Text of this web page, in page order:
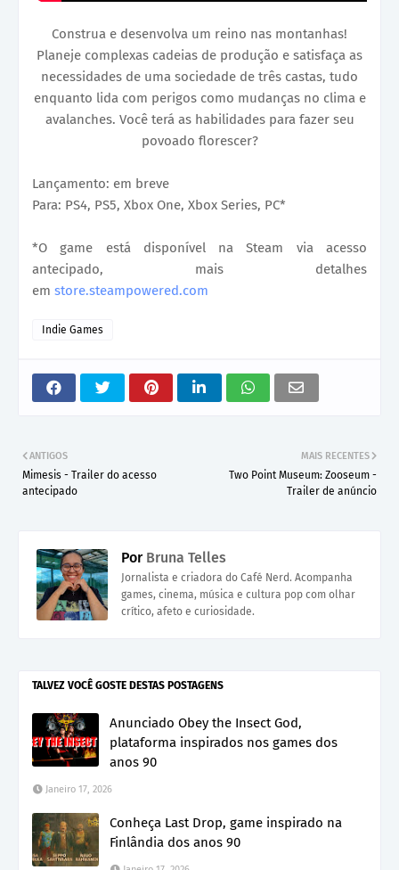
Construa e desenvolva um reino nas montanhas!
Planeje complexas cadeias de produção e satisfaça as
necessidades de uma sociedade de três castas, tudo
enquanto lida com perigos como mudanças no clima e
avalanches. Você terá as habilidades para fazer seu
povoado florescer?
Lançamento: em breve
Para: PS4, PS5, Xbox One, Xbox Series, PC*
*O game está disponível na Steam via acesso
antecipado, mais detalhes
em store.steampowered.com
Indie Games
MAIS RECENTES
Two Point Museum: Zooseum -
Trailer de anúncio
ANTIGOS
Mimesis - Trailer do acesso
antecipado
PorBruna Telles
Jornalista e criadora do Café Nerd. Acompanha
games, cinema, música e cultura pop com olhar
crítico, afeto e curiosidade.
TALVEZ VOCÊ GOSTE DESTAS POSTAGENS
Anunciado Obey the Insect God,
plataforma inspirados nos games dos
anos 90
Janeiro 17, 2026
Conheça Last Drop, game inspirado na
Finlândia dos anos 90